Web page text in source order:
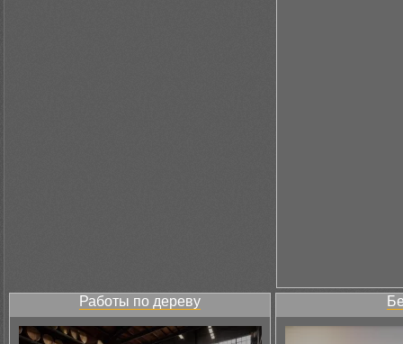
Работы по дереву